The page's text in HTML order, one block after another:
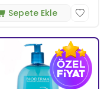
Sepete Ekle